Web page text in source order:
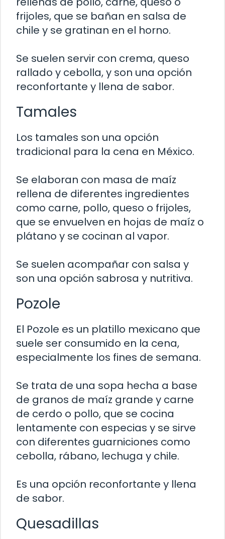
frijoles, que se bañan en salsa de
chile y se gratinan en el horno.
Se suelen servir con crema, queso
rallado y cebolla, y son una opción
reconfortante y llena de sabor.
Tamales
Los tamales son una opción
tradicional para la cena en México.
Se elaboran con masa de maíz
rellena de diferentes ingredientes
como carne, pollo, queso o frijoles,
que se envuelven en hojas de maíz o
plátano y se cocinan al vapor.
Se suelen acompañar con salsa y
son una opción sabrosa y nutritiva.
Pozole
El Pozole es un platillo mexicano que
suele ser consumido en la cena,
especialmente los fines de semana.
Se trata de una sopa hecha a base
de granos de maíz grande y carne
de cerdo o pollo, que se cocina
lentamente con especias y se sirve
con diferentes guarniciones como
cebolla, rábano, lechuga y chile.
Es una opción reconfortante y llena
de sabor.
Quesadillas